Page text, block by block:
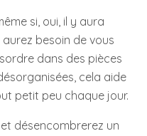
si, oui, il y aura
besoin de vous
dans des pièces
cela aide
petit peu chaque jour.
désencombrerez un